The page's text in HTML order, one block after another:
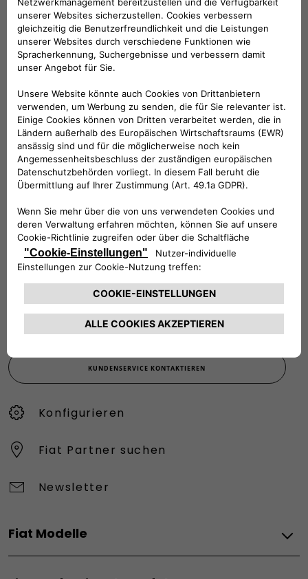
KOMPATIBLE FAHRZEUGE
Folge uns
VERKAUFSBERATUNG​:
Werktags Montag - Freitag: 09:00 – 18:00 Uhr
KUNDENSERVICE:
Werktags Montag - Freitag: 08:30 – 17:30 Uhr
00 800 342 800 00
KUNDENSERVICE KONTAKTIEREN
Konfigurieren​
Fiat Partner suchen
Newsletter
Fiat Modelle